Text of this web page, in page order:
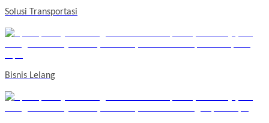
Solusi Transportasi
Bisnis Lelang